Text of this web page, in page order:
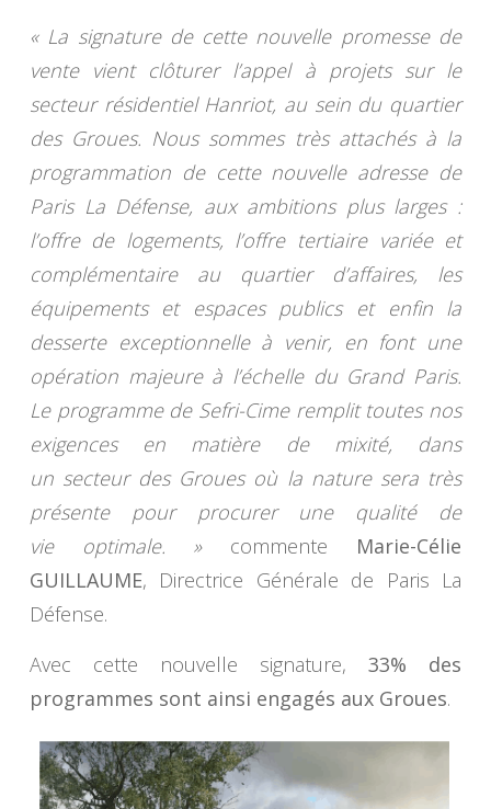
« La signature de cette nouvelle promesse de
vente vient clôturer l’appel à projets sur le
secteur résidentiel Hanriot, au sein du quartier
des Groues. Nous sommes très attachés à la
programmation de cette nouvelle adresse de
Paris La Défense, aux ambitions plus larges :
l’offre de logements, l’offre tertiaire variée et
complémentaire au quartier d’affaires, les
équipements et espaces publics et enfin la
desserte exceptionnelle à venir, en font une
opération majeure à l’échelle du Grand Paris.
Le programme de Sefri-Cime remplit toutes nos
exigences en matière de mixité, dans
un secteur des Groues où la nature sera très
présente pour procurer une qualité de
vie optimale. »commente Marie-Célie
GUILLAUME, Directrice Générale de Paris La
Défense.
Avec cette nouvelle signature,33% des
programmes sont ainsi engagés aux Groues.